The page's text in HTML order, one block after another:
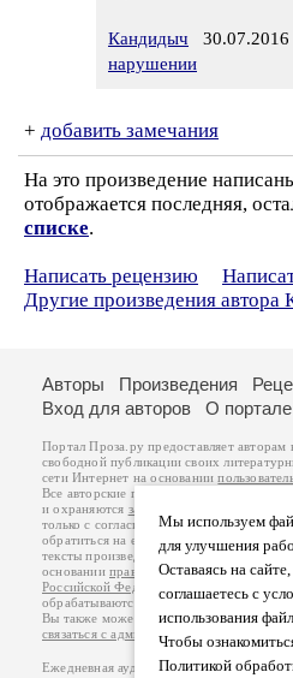
Кандидыч 30.07.2016
нарушении
+ добавить замечания
На это произведение
отображается последняя,
списке.
Написать рецензию
Другие произведения автора
Мы используем
для улучшения
Оставаясь на
соглашаетесь с
использования
Чтобы
Политикой
Авторы Произведения
Вход для авторов
О портале
Портал Проза.ру предоставляет авторам
свободной публикации своих
сети Интернет на основании
Все авторские права на произведения
и охраняются законом
. Перепечатка
только с согласия его автора, к
обратиться на его авторской странице.
тексты произведений авторы несут
основанииправил публикациии
Российской Федерации
обрабатываются на основанииПолитики
Вы также можете посмотреть более
связаться с администрацией
Ежедневная аудитория портала